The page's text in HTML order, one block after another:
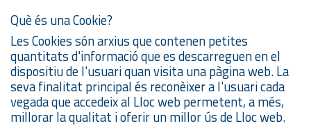
Què és una Cookie?
Les Cookies són arxius que contenen petites
quantitats d'informació que es descarreguen en el
dispositiu de l'usuari quan visita una pàgina web. La
seva finalitat principal és reconèixer a l'usuari cada
vegada que accedeix al Lloc web permetent, a més,
millorar la qualitat i oferir un millor ús de Lloc web.